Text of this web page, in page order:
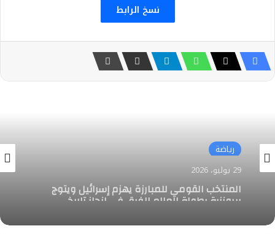
نسخ الرابط
رياضة
29 يوليو، 2026
رياضة
29 يوليو، 2026
ثلاث ذهبيات وبرونزيتان لمصر في بطولة العالم
لتحدي البوتشيا بالقاهرة